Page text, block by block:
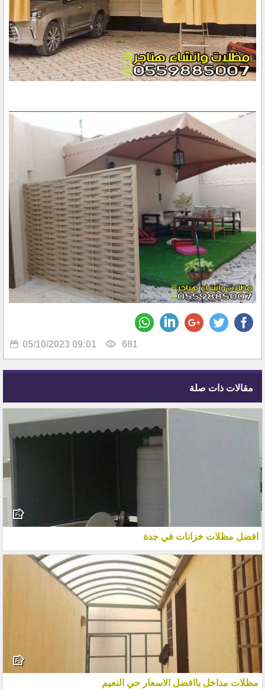
05/10/2023 09:01 681
مقالات ذات صلة
افضل مظلات خزانات في جدة
مظلات مداخل باافضل الاسعار حي النعيم